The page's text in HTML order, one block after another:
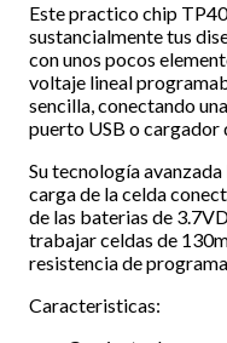
Este practico chip
sustancialmente tus
con unos pocos
voltaje lineal
sencilla, conectando
puerto USB o cargador
Su tecnología
carga de la celda
de las baterias de
trabajar celdas de
resistencia de
Caracteristicas: